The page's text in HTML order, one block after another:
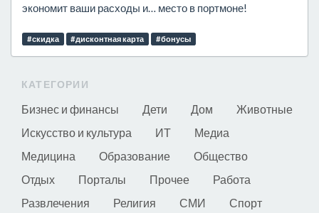
экономит ваши расходы и… место в портмоне!
#скидка #дисконтная карта #бонусы
КАТЕГОРИИ
Бизнес и финансы Дети Дом
Животные
Искусство и культура
ИТ
Медиа
Медицина
Образование
Общество
Отдых
Порталы Прочее
Работа
Развлечения
Религия СМИ
Спорт